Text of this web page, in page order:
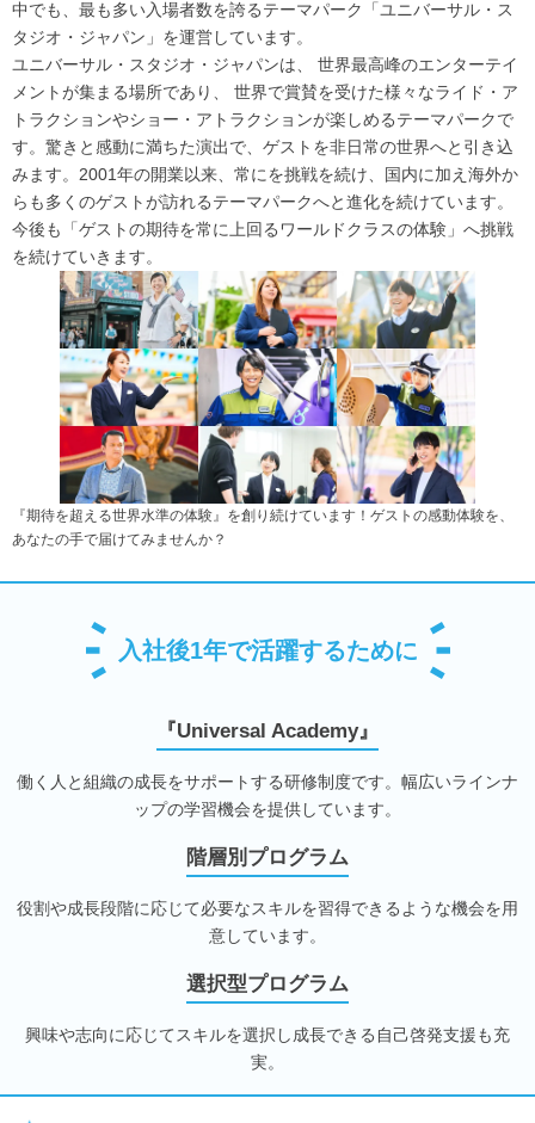
中でも、最も多い入場者数を誇るテーマパーク「ユニバーサル・ス
タジオ・ジャパン」を運営しています。
ユニバーサル・スタジオ・ジャパンは、 世界最高峰のエンターテイ
メントが集まる場所であり、 世界で賞賛を受けた様々なライド・ア
トラクションやショー・アトラクションが楽しめるテーマパークで
す。驚きと感動に満ちた演出で、ゲストを非日常の世界へと引き込
みます。2001年の開業以来、常にを挑戦を続け、国内に加え海外か
らも多くのゲストが訪れるテーマパークへと進化を続けています。
今後も「ゲストの期待を常に上回るワールドクラスの体験」へ挑戦
を続けていきます。
『期待を超える世界水準の体験』を創り続けています！ゲストの感動体験を、
あなたの手で届けてみませんか？
入社後1年で活躍するために
『Universal Academy』
働く人と組織の成長をサポートする研修制度です。幅広いラインナ
ップの学習機会を提供しています。
階層別プログラム
役割や成長段階に応じて必要なスキルを習得できるような機会を用
意しています。
選択型プログラム
興味や志向に応じてスキルを選択し成長できる自己啓発支援も充
実。